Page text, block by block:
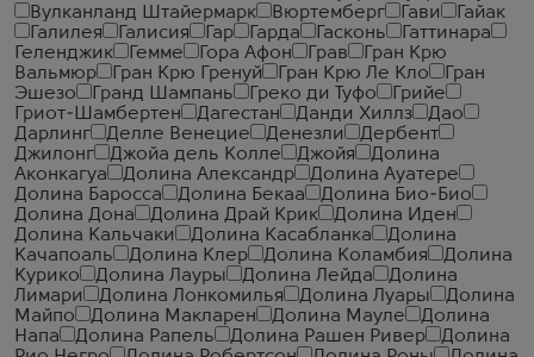
Вулканланд Штайермарк
Вюртемберг Гави
Гайак
Галилея
Галисия Гар Гарда Гасконь
Гаттинара
Геленджик
Гемме Гора Афон Грав
Гран Крю
Вальмюр
Гран Крю Гренуй Гран Крю Ле Кло
Гран
Эшезо
Гранд Шампань Греко ди Туфо
Грийе
Гриот-Шамбертен
Дагестан Данди Хиллз
Дао
Дарлинг
Делле Венецие Денезли
Дербент
Джилонг
Джойа дель Колле Джойя
Долина
Аконкагуа
Долина Александр
Долина Ауатере
Долина Баросса
Долина Бекаа
Долина Био-Био
Долина Дона
Долина Драй Крик
Долина Иден
Долина Кальчаки
Долина Касабланка
Долина
Качапоаль
Долина Клер Долина Коламбия
Долина
Курико
Долина Лауры Долина Лейда
Долина
Лимари
Долина Лонкомилья Долина Луары
Долина
Майпо
Долина Макларен Долина Мауле
Долина
Напа
Долина Рапель Долина Рашен Ривер
Долина